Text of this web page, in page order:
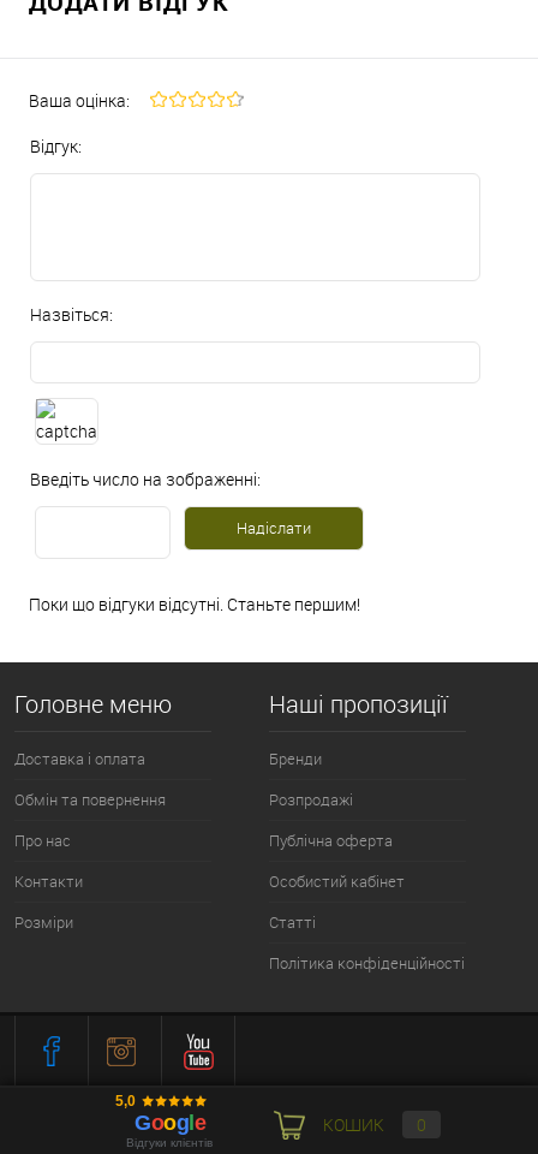
Ваша оцінка:
Відгук:
Назвіться:
Введіть число на зображенні:
Поки що відгуки відсутні. Станьте першим!
Головне меню
Доставка і оплата
Обмін та повернення
Про нас
Контакти
Розміри
Наші пропозиції
Бренди
Розпродажі
Публічна оферта
Особистий кабінет
Статті
Політика конфіденційності
КОШИК 0